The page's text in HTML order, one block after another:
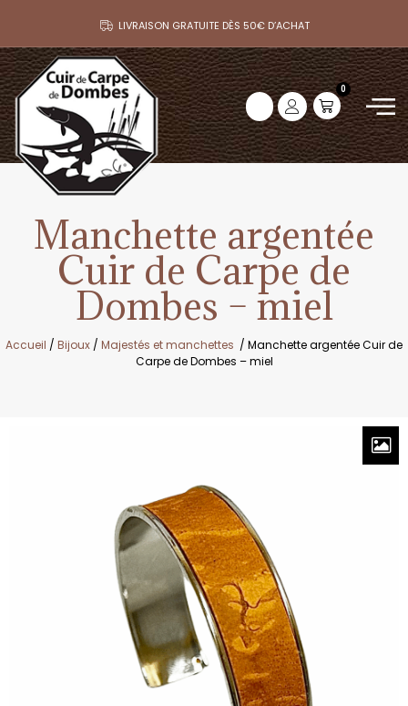
LIVRAISON GRATUITE DÈS 50€ D’ACHAT
0
Manchette argentée
Cuir de Carpe de
Dombes – miel
Accueil / Bijoux / Majestés et manchettes / Manchette argentée Cuir de
Carpe de Dombes – miel